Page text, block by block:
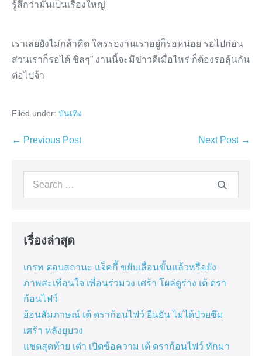
รู้สึกว่ามันเป็นเรื่องใหญ่
เราเลยยังไม่กล้าคิด ใครรองานเราอยู่ก็รอหน่อย รอไปก่อน
ส่วนเราก็รอได้ ชิลๆ” งานนี้จะมีข่าวดีเมื่อไหร่ ก็ต้องรอลุ้นกัน
ต่อไปจ้า
Filed under: บันเทิง
Post
← Previous Post Next Post →
Search
เรื่องล่าสุด
เกรท ตอบสถานะ แจ็คกี้ ขยับเลื่อนขั้นแล้วหรือยัง
ภาพสะเทือนใจ เพื่อนร่วมวง เศร้า โผล่ดูร่าง เต้ ดรา
ก้อนไฟว์
ย้อนสัมภาษณ์ เต้ ดราก้อนไฟว์ ยืนยัน ไม่ได้ป่วยซึม
เศร้า หลังยุบวง
แชตสุดท้าย เต๋า เปิดข้อความ เต้ ดราก้อนไฟว์ ทักมา